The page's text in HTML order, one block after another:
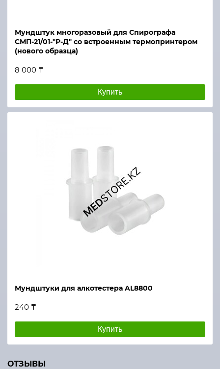
Мундштук многоразовый для Спирографа
СМП-21/01-"Р-Д" со встроенным термопринтером
(нового образца)
8 000 ₸
Купить
Мундштуки для алкотестера AL8800
240 ₸
Купить
ОТЗЫВЫ